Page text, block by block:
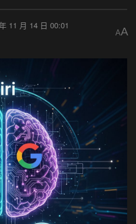
11 月 14 日 00:01
AA